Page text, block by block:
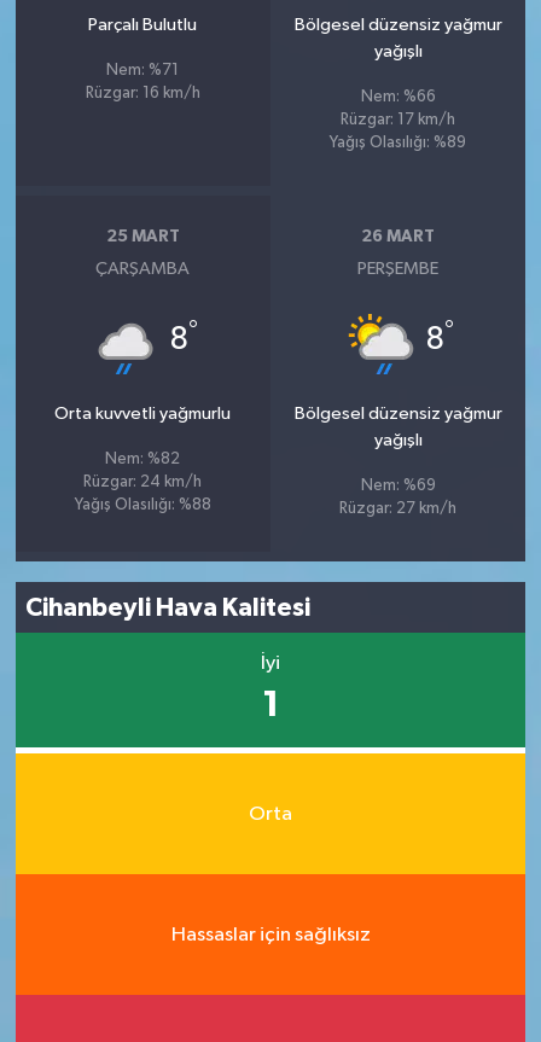
Parçalı Bulutlu
Nem: %71
Rüzgar: 16 km/h
Bölgesel düzensiz yağmur
yağışlı
Nem: %66
Rüzgar: 17 km/h
Yağış Olasılığı: %89
25 MART
ÇARŞAMBA
8°
Orta kuvvetli yağmurlu
Nem: %82
Rüzgar: 24 km/h
Yağış Olasılığı: %88
26 MART
PERŞEMBE
8°
Bölgesel düzensiz yağmur
yağışlı
Nem: %69
Rüzgar: 27 km/h
Cihanbeyli Hava Kalitesi
İyi
1
Orta
Hassaslar için sağlıksız